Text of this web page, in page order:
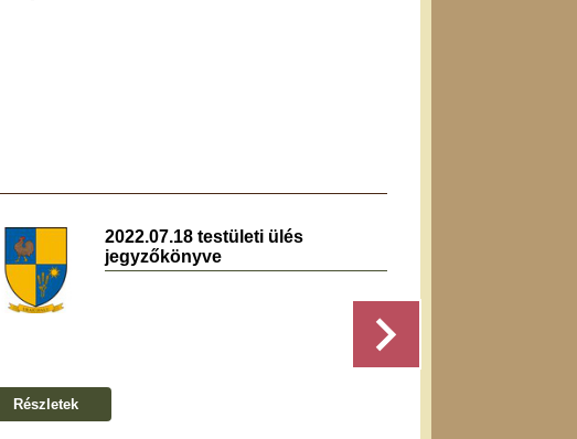
2022.07.18 testületi ülés
jegyzőkönyve
Részletek